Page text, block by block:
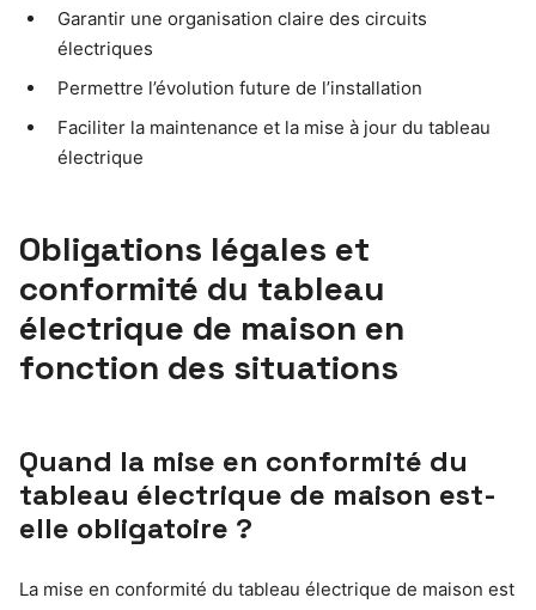
Garantir une organisation claire des circuits
électriques
Permettre l’évolution future de l’installation
Faciliter la maintenance et la mise à jour du tableau
électrique
Obligations légales et
conformité du tableau
électrique de maison en
fonction des situations
Quand la mise en conformité du
tableau électrique de maison est-
elle obligatoire ?
La mise en conformité du tableau électrique de maison est